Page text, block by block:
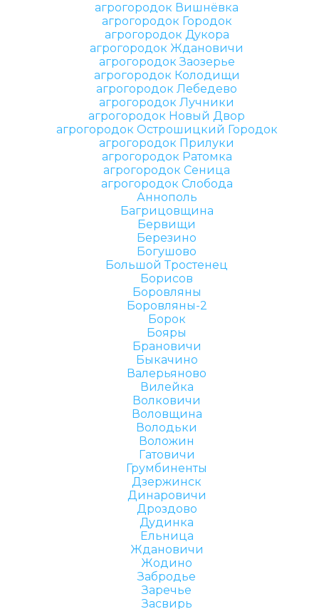
агрогородок Вишнёвка
агрогородок Городок
агрогородок Дукора
агрогородок Ждановичи
агрогородок Заозерье
агрогородок Колодищи
агрогородок Лебедево
агрогородок Лучники
агрогородок Новый Двор
агрогородок Острошицкий Городок
агрогородок Прилуки
агрогородок Ратомка
агрогородок Сеница
агрогородок Слобода
Аннополь
Багрицовщина
Бервищи
Березино
Богушово
Большой Тростенец
Борисов
Боровляны
Боровляны-2
Борок
Бояры
Брановичи
Быкачино
Валерьяново
Вилейка
Волковичи
Воловщина
Володьки
Воложин
Гатовичи
Грумбиненты
Дзержинск
Динаровичи
Дроздово
Дудинка
Ельница
Ждановичи
Жодино
Забродье
Заречье
Засвирь